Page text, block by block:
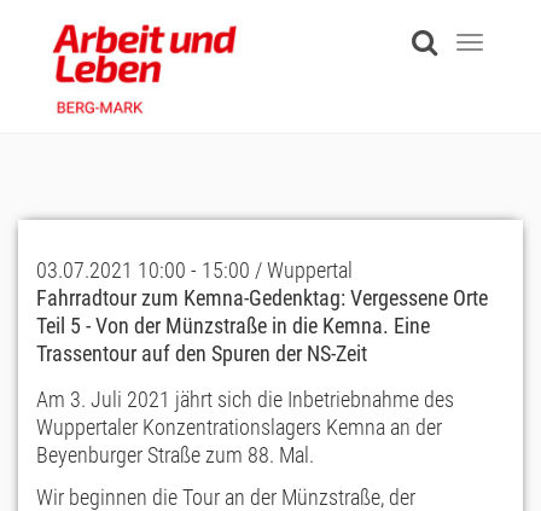
content
Toggle
03.07.2021 10:00 - 15:00 / Wuppertal
Fahrradtour zum Kemna-Gedenktag: Vergessene Orte
Teil 5 - Von der Münzstraße in die Kemna. Eine
Trassentour auf den Spuren der NS-Zeit
Am 3. Juli 2021 jährt sich die Inbetriebnahme des
Wuppertaler Konzentrationslagers Kemna an der
Beyenburger Straße zum 88. Mal.
Wir beginnen die Tour an der Münzstraße, der